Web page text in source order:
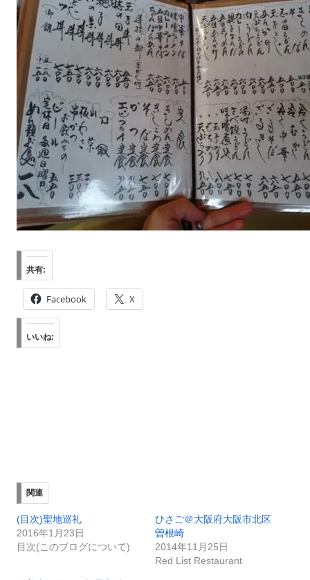
共有:
Facebook X
いいね:
関連
(目次)聖地巡礼
2016年1月23日
目次(このブログについて)
ひさご＠大阪府大阪市北区
曽根崎
2014年11月25日
Red List Restaurant